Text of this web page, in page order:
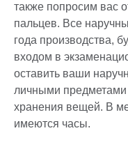
также попросим вас
пальцев. Все
года производства,
входом в
оставить ваши
личными
хранения вещей. В
имеются часы.